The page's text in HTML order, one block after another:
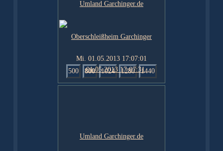
Mi. 01.05.2013 17:07:01
500
800 1024 1280 1440